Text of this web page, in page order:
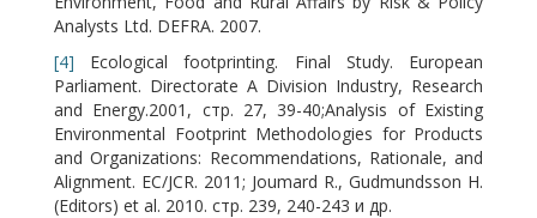
Analysts Ltd. DEFRA. 2007.
[4] Ecological footprinting. Final Study. European
Parliament. Directorate A Division Industry, Research
and Energy.2001, стр. 27, 39-40;Analysis of Existing
Environmental Footprint Methodologies for Products
and Organizations: Recommendations, Rationale, and
Alignment. EC/JCR. 2011; Joumard R., Gudmundsson H.
(Editors) et al. 2010. стр. 239, 240-243 и др.